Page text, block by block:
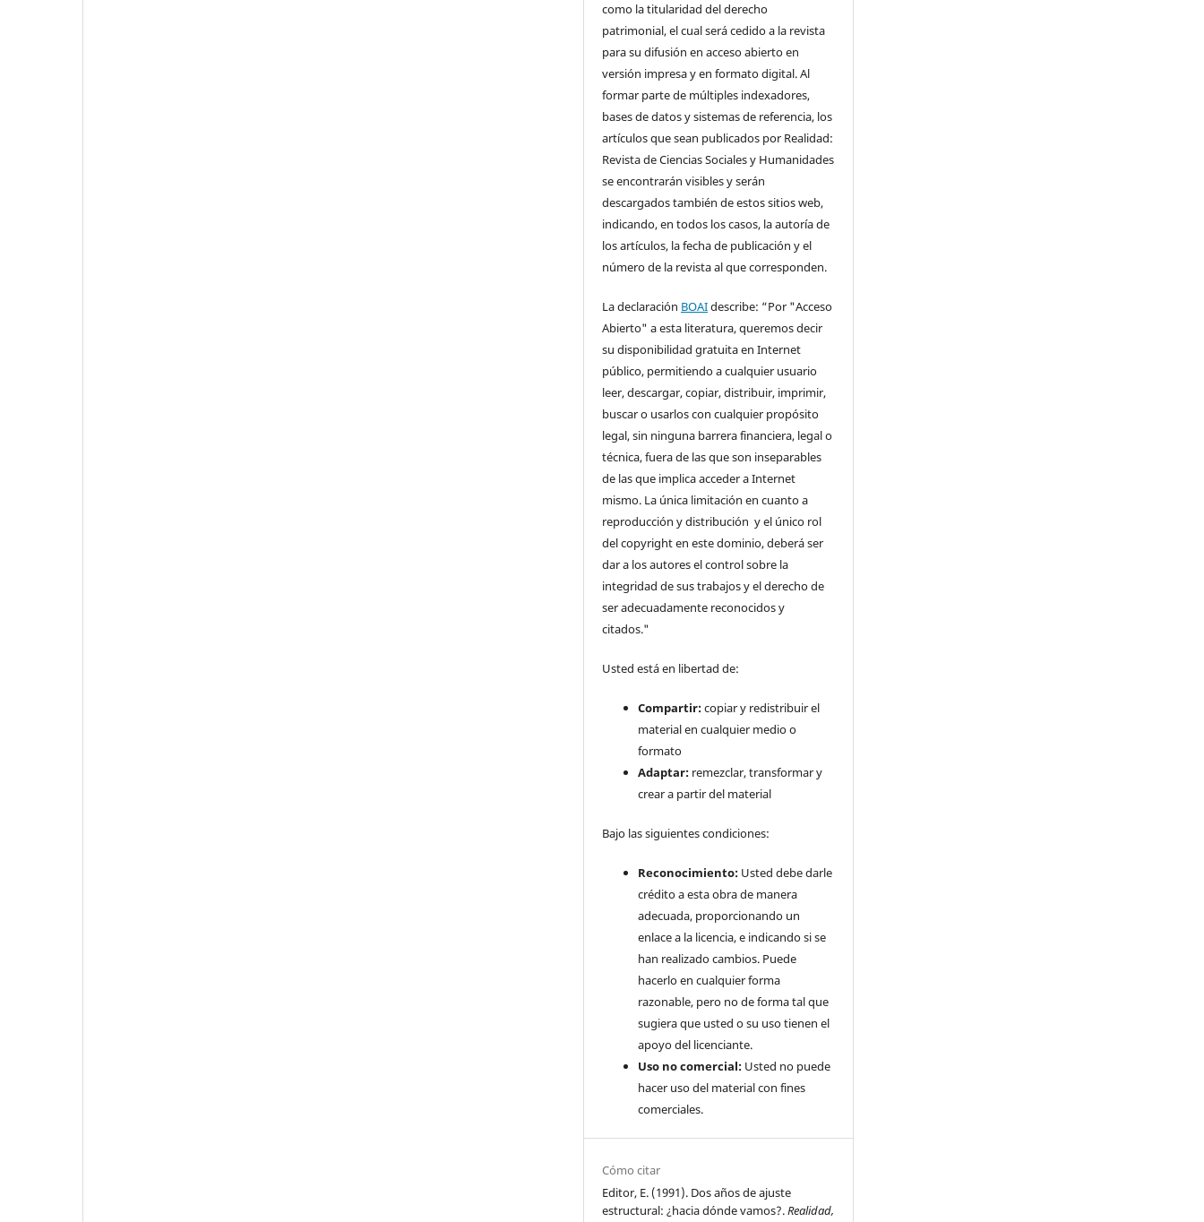
como la titularidad del derecho
patrimonial, el cual será cedido a la revista
para su difusión en acceso abierto en
versión impresa y en formato digital. Al
formar parte de múltiples indexadores,
bases de datos y sistemas de referencia, los
artículos que sean publicados por Realidad:
Revista de Ciencias Sociales y Humanidades
se encontrarán visibles y serán
descargados también de estos sitios web,
indicando, en todos los casos, la autoría de
los artículos, la fecha de publicación y el
número de la revista al que corresponden.
La declaración BOAIdescribe: “Por "Acceso
Abierto" a esta literatura, queremos decir
su disponibilidad gratuita en Internet
público, permitiendo a cualquier usuario
leer, descargar, copiar, distribuir, imprimir,
buscar o usarlos con cualquier propósito
legal, sin ninguna barrera financiera, legal o
técnica, fuera de las que son inseparables
de las que implica acceder a Internet
mismo. La única limitación en cuanto a
reproducción y distribución y el único rol
del copyright en este dominio, deberá ser
dar a los autores el control sobre la
integridad de sus trabajos y el derecho de
ser adecuadamente reconocidos y
citados."
Usted está en libertad de:
Compartir:copiar y redistribuir el
material en cualquier medio o
formato
Adaptar: remezclar, transformar y
crear a partir del material
Bajo las siguientes condiciones:
Reconocimiento: Usted debe darle
crédito a esta obra de manera
adecuada, proporcionando un
enlace a la licencia, e indicando si se
han realizado cambios. Puede
hacerlo en cualquier forma
razonable, pero no de forma tal que
sugiera que usted o su uso tienen el
apoyo del licenciante.
Uso no comercial: Usted no puede
hacer uso del material con fines
comerciales.
Cómo citar
Editor, E. (1991). Dos años de ajuste
estructural: ¿hacia dónde vamos?.Realidad,